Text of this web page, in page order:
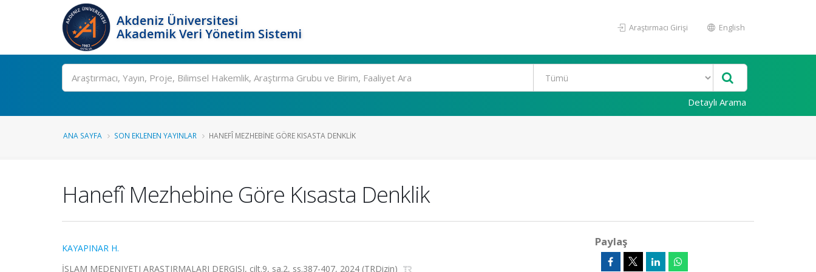
Akdeniz Üniversitesi
Akademik Veri Yönetim Sistemi
Araştırmacı Girişi English
Ara
Detaylı Arama
ANA SAYFA SON EKLENEN YAYINLAR HANEFÎ MEZHEBINE GÖRE KISASTA DENKLIK
Hanefî Mezhebine Göre Kısasta Denklik
KAYAPINAR H.
İSLAM MEDENIYETI ARAŞTIRMALARI DERGISI, cilt.9, sa.2, ss.387-407, 2024 (TRDizin)
Paylaş